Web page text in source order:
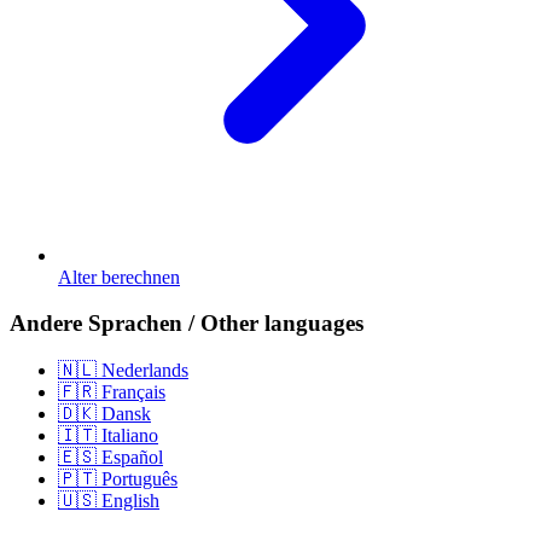
Alter berechnen
Andere Sprachen / Other languages
🇳🇱 Nederlands
🇫🇷 Français
🇩🇰 Dansk
🇮🇹 Italiano
🇪🇸 Español
🇵🇹 Português
🇺🇸 English